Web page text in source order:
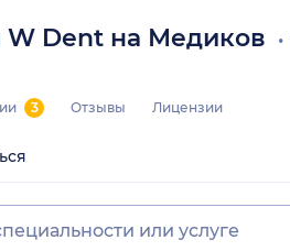
W Dent на Медиков
3 Отзывы Лицензии